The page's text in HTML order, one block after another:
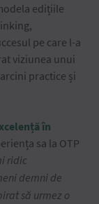
edițiile
pe care l-a
viziunea unui
practice și
în
sa la OTP
ridic
demni de
să urmez o